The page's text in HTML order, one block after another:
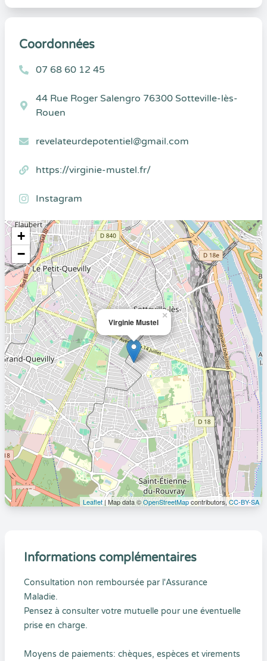
Coordonnées
07 68 60 12 45
44 Rue Roger Salengro 76300 Sotteville-lès-
Rouen
revelateurdepotentiel@gmail.com
https://virginie-mustel.fr/
Instagram
Virginie Mustel
×
+
−
Leaflet| Map data ©OpenStreetMapcontributors,CC-BY-SA
Informations complémentaires
Consultation non remboursée par l'Assurance
Maladie.
Pensez à consulter votre mutuelle pour une éventuelle
prise en charge.
Moyens de paiements: chèques, espèces et virements